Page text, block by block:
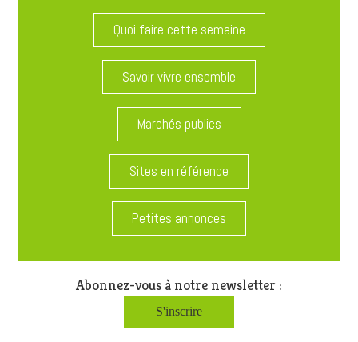
Quoi faire cette semaine
Savoir vivre ensemble
Marchés publics
Sites en référence
Petites annonces
Abonnez-vous à notre newsletter :
S'inscrire